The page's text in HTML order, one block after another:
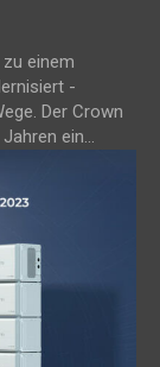
einem
-
Der Crown
ein...